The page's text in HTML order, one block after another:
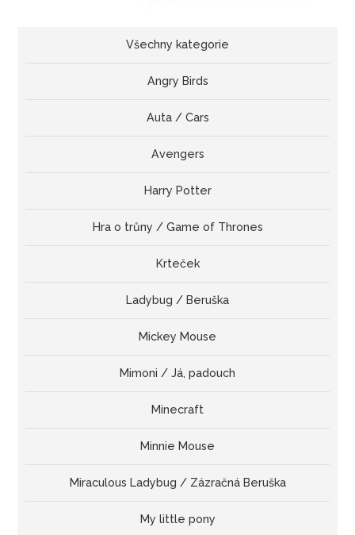
Všechny kategorie
Angry Birds
Auta / Cars
Avengers
Harry Potter
Hra o trůny / Game of Thrones
Krteček
Ladybug / Beruška
Mickey Mouse
Mimoni / Já, padouch
Minecraft
Minnie Mouse
Miraculous Ladybug / Zázračná Beruška
My little pony